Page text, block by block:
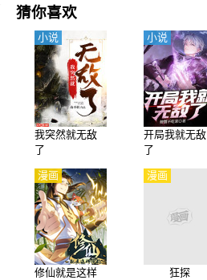
猜你喜欢
我突然就无敌
了
小说
开局我就无敌
了
小说
修仙就是这样
漫画
狂探
漫画